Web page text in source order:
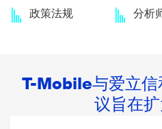
政策法规 分析
T-Mobile与爱立信
议旨在